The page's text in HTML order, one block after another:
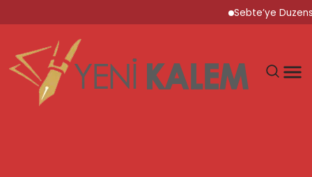
Sebte’ye Duzensiz